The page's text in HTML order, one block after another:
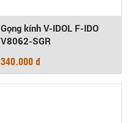
Gọng kính V-IDOL F-IDO
V8062-SGR
340.000 đ